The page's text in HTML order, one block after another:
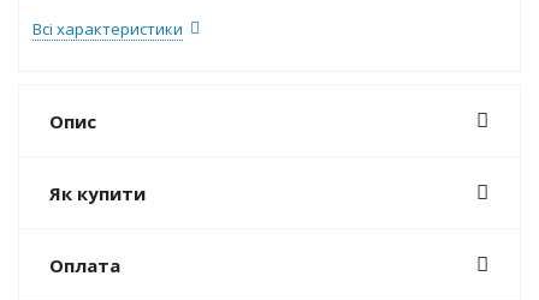
Всі характеристики
Опис
Як купити
Оплата